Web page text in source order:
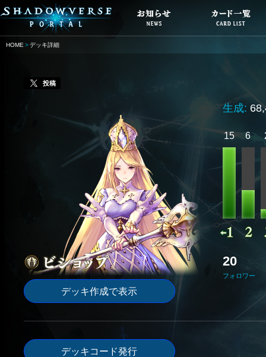
HOME デッキ詳細
投稿
デッキ作成で表示
生成:
15 6
20
フォロワー
デッキコード発行